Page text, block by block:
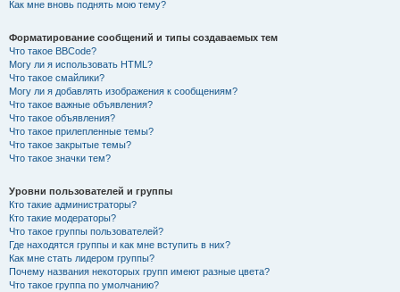
Как мне вновь поднять мою тему?
Форматирование сообщений и типы создаваемых тем
Что такое BBCode?
Могу ли я использовать HTML?
Что такое смайлики?
Могу ли я добавлять изображения к сообщениям?
Что такое важные объявления?
Что такое объявления?
Что такое прилепленные темы?
Что такое закрытые темы?
Что такое значки тем?
Уровни пользователей и группы
Кто такие администраторы?
Кто такие модераторы?
Что такое группы пользователей?
Где находятся группы и как мне вступить в них?
Как мне стать лидером группы?
Почему названия некоторых групп имеют разные цвета?
Что такое группа по умолчанию?